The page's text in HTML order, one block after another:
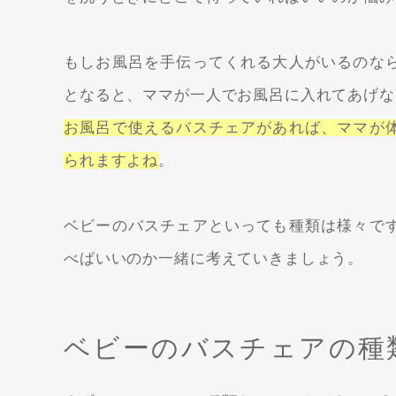
もしお風呂を手伝ってくれる大人がいるの
となると、ママが一人でお風呂に入れてあげ
お風呂で使えるバスチェアがあれば、ママ
られますよね。
ベビーのバスチェアといっても種類は様々で
べばいいのか一緒に考えていきましょう。
ベビーのバスチェアの種